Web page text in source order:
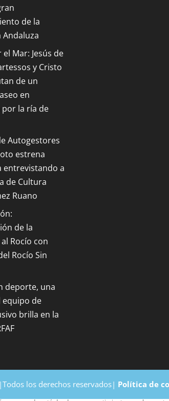
de la
Andaluza
Mar: Jesús de
y Cristo
de un
en
la ría de
Autogestores
estrena
entrevistando a
de Cultura
Ruano
de la
Rocío con
Rocío Sin
deporte, una
equipo de
brilla en la
los derechos reservados| Política de